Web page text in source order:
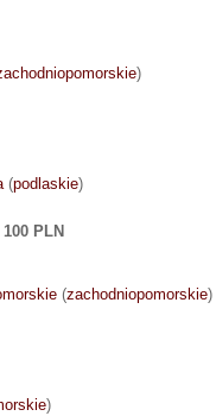
)
(podlaskie)
PLN
(zachodniopomorskie)
)